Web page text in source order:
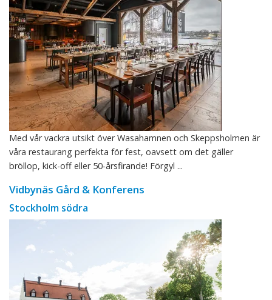
Med vår vackra utsikt över Wasahamnen och Skeppsholmen är
våra restaurang perfekta för fest, oavsett om det gäller
bröllop, kick-off eller 50-årsfirande! Förgyl ...
Vidbynäs Gård & Konferens
Stockholm södra